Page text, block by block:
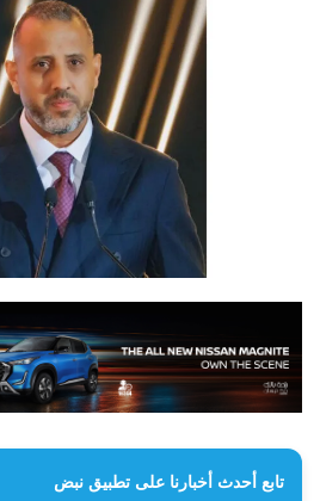
تابع أحدث أخبارنا على تطبيق نبض